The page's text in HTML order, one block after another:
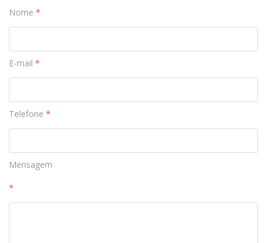
Nome *
E-mail *
Telefone *
Mensagem
*